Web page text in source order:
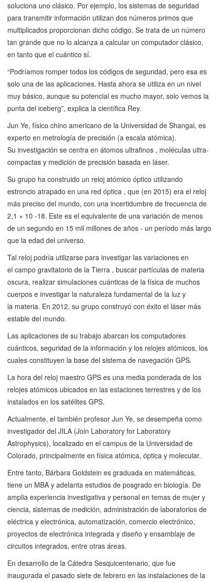
soluciona uno clásico. Por ejemplo, los sistemas de seguridad
para transmitir información utilizan dos números primos que
multiplicados proporcionan dicho código. Se trata de un número
tan grande que no lo alcanza a calcular un computador clásico,
en tanto que el cuántico sí.
“Podríamos romper todos los códigos de seguridad, pero esa es
solo una de las aplicaciones. Hasta ahora se utiliza en un nivel
muy básico, aunque su potencial es mucho mayor, solo vemos la
punta del iceberg”, explica la científica Rey.
Jun Ye, físico chino americano de la Universidad de Shangai, es
experto en metrología de precisión (a escala atómica).
Su investigación se centra en átomos ultrafinos , moléculas ultra-
compactas y medición de precisión basada en láser.
Su grupo ha construido un reloj atómico óptico utilizando
estroncio atrapado en una red óptica , que (en 2015) era el reloj
más preciso del mundo, con una incertidumbre de frecuencia de
2,1 × 10 -18. Este es el equivalente de una variación de menos
de un segundo en 15 mil millones de años - un período más largo
que la edad del universo.
Tal reloj podría utilizarse para investigar las variaciones en
el campo gravitatorio de la Tierra , buscar partículas de materia
oscura, realizar simulaciones cuánticas de la física de muchos
cuerpos e investigar la naturaleza fundamental de la luz y
la materia. En 2012, su grupo construyó con éxito el láser más
estable del mundo.
Las aplicaciones de su trabajo abarcan los computadores
cuánticos, seguridad de la información y los relojes atómicos, los
cuales constituyen la base del sistema de navegación GPS.
La hora del reloj maestro GPS es una media ponderada de los
relojes atómicos ubicados en las estaciones terrestres y de los
instalados en los satélites GPS.
Actualmente, el también profesor Jun Ye, se desempeña como
investigador del JILA (Join Laboratory for Laboratory
Astrophysics), localizado en el campus de la Universidad de
Colorado, principalmente en física atómica, óptica y molecular.
Entre tanto, Bárbara Goldstein es graduada en matemáticas,
tiene un MBA y adelanta estudios de posgrado en biología. De
amplia experiencia investigativa y personal en temas de mujer y
ciencia, sistemas de medición, administración de laboratorios de
eléctrica y electrónica, automatización, comercio electrónico,
proyectos de electrónica integrada y diseño y ensamblaje de
circuitos integrados, entre otras áreas.
En desarrollo de la Cátedra Sesquicentenario, que fue
inaugurada el pasado siete de febrero en las instalaciones de la